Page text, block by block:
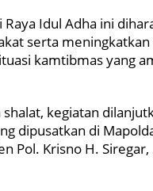
Idul Adha ini
serta
kamtibmas yang
shalat, kegiatan
dipusatkan di
Pol. Krisno H.